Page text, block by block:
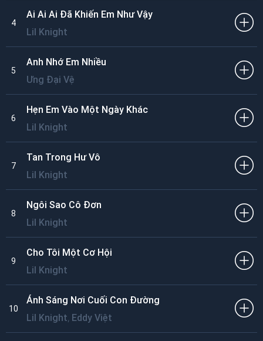
4
Ai Ai Ai Đã Khiến Em Như Vậy
Lil Knight
5
Anh Nhớ Em Nhiều
Ưng Đại Vệ
6
Hẹn Em Vào Một Ngày Khác
Lil Knight
7
Tan Trong Hư Vô
Lil Knight
8
Ngôi Sao Cô Đơn
Lil Knight
9
Cho Tôi Một Cơ Hội
Lil Knight
10
Ánh Sáng Nơi Cuối Con Đường
Lil Knight, Eddy Việt